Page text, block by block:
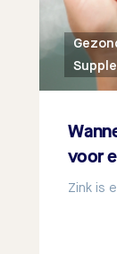
voor
Zink is